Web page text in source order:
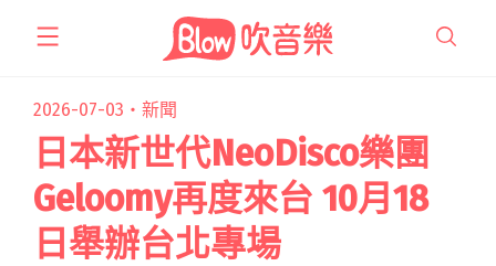
2026-07-03・ 新聞
日本新世代NeoDisco樂團
Geloomy再度來台 10月18
日舉辦台北專場